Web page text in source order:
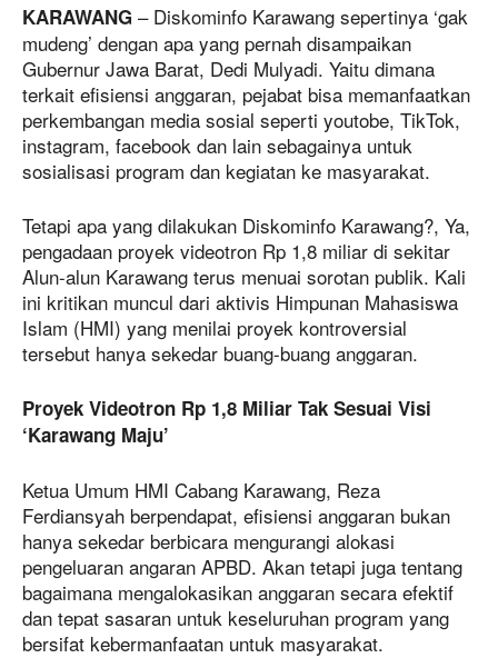
KARAWANG – Diskominfo Karawang sepertinya ‘gak
mudeng’ dengan apa yang pernah disampaikan
Gubernur Jawa Barat, Dedi Mulyadi. Yaitu dimana
terkait efisiensi anggaran, pejabat bisa memanfaatkan
perkembangan media sosial seperti youtobe, TikTok,
instagram, facebook dan lain sebagainya untuk
sosialisasi program dan kegiatan ke masyarakat.
Tetapi apa yang dilakukan Diskominfo Karawang?, Ya,
pengadaan proyek videotron Rp 1,8 miliar di sekitar
Alun-alun Karawang terus menuai sorotan publik. Kali
ini kritikan muncul dari aktivis Himpunan Mahasiswa
Islam (HMI) yang menilai proyek kontroversial
tersebut hanya sekedar buang-buang anggaran.
Proyek Videotron Rp 1,8 Miliar Tak Sesuai Visi
‘Karawang Maju’
Ketua Umum HMI Cabang Karawang, Reza
Ferdiansyah berpendapat, efisiensi anggaran bukan
hanya sekedar berbicara mengurangi alokasi
pengeluaran angaran APBD. Akan tetapi juga tentang
bagaimana mengalokasikan anggaran secara efektif
dan tepat sasaran untuk keseluruhan program yang
bersifat kebermanfaatan untuk masyarakat.